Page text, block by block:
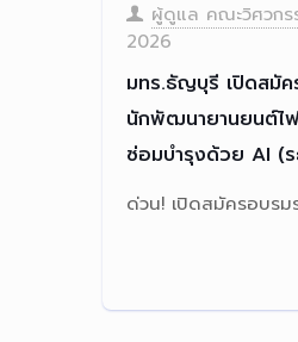
ผู้ดูแล คณะวิศวกร
2026
มทร.ธัญบุรี เปิดสมัค
นักพัฒนายานยนต์ไ
ซ่อมบำรุงด้วย AI (ร
ด่วน! เปิดสมัครอบร